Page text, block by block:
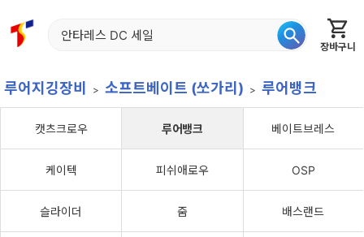
장바구니
홈 신상품 재입고 베스트 특가 이월 어종별
루어지깅장비 소프트베이트 (쏘가리) 루어뱅크
캣츠크로우 루어뱅크 베이트브레스
케이텍 피쉬애로우 OSP
슬라이더 줌 배스랜드